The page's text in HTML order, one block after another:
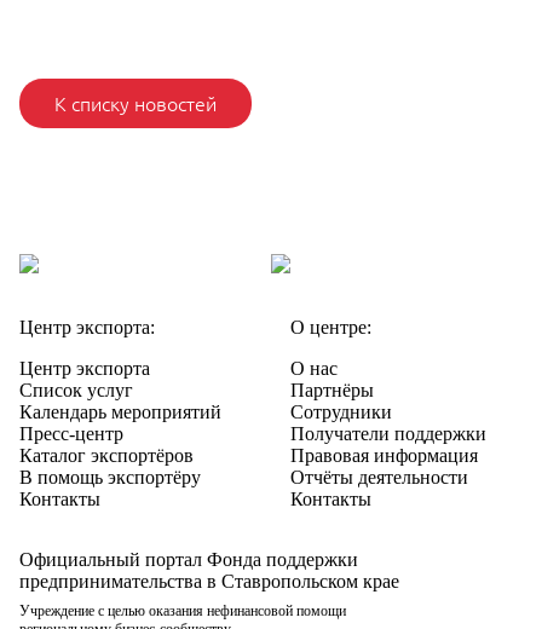
К списку новостей
Центр экспорта:
Центр экспорта
Список услуг
Календарь мероприятий
Пресс-центр
Каталог экспортёров
В помощь экспортёру
Контакты
О центре:
О нас
Партнёры
Сотрудники
Получатели поддержки
Правовая информация
Отчёты деятельности
Контакты
Официальный портал Фонда поддержки
предпринимательства в Ставропольском крае
Учреждение с целью оказания нефинансовой помощи